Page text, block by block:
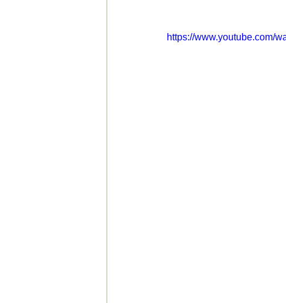
https://www.youtube.com/